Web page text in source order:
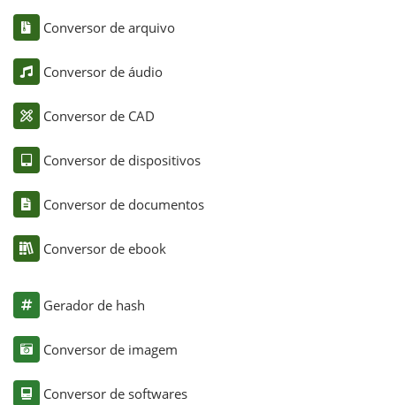
Conversor de arquivo
Conversor de áudio
Conversor de CAD
Conversor de dispositivos
Conversor de documentos
Conversor de ebook
Gerador de hash
Conversor de imagem
Conversor de softwares